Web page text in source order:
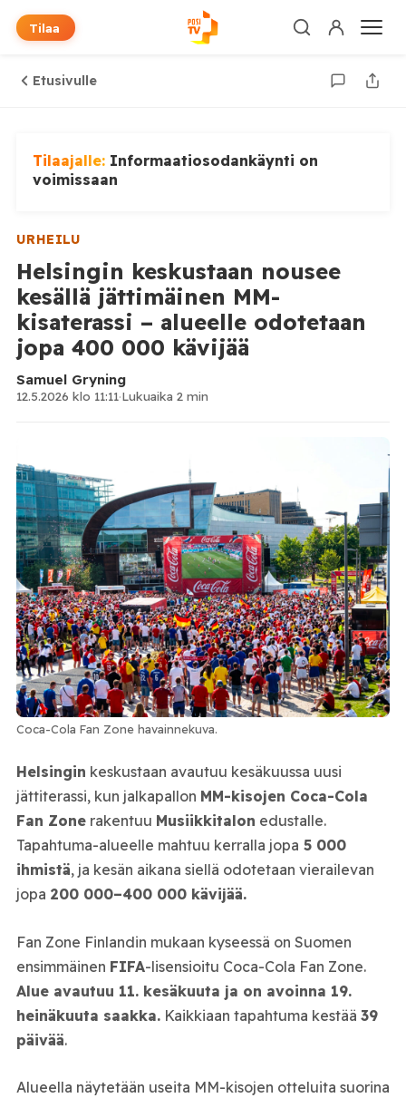
Tilaa
Etusivulle
Tilaajalle: Informaatiosodankäynti on
voimissaan
URHEILU
Helsingin keskustaan nousee
kesällä jättimäinen MM-
kisaterassi – alueelle odotetaan
jopa 400 000 kävijää
Samuel Gryning
12.5.2026 klo 11:11·Lukuaika 2 min
Coca-Cola Fan Zone havainnekuva.
Helsingin keskustaan avautuu kesäkuussa uusi
jättiterassi, kun jalkapallon MM-kisojen Coca-Cola
Fan Zonerakentuu Musiikkitalon edustalle.
Tapahtuma-alueelle mahtuu kerralla jopa 5 000
ihmistä, ja kesän aikana siellä odotetaan vierailevan
jopa 200 000–400 000 kävijää.
Fan Zone Finlandin mukaan kyseessä on Suomen
ensimmäinen FIFA-lisensioitu Coca-Cola Fan Zone.
Alue avautuu 11. kesäkuuta ja on avoinna 19.
heinäkuuta saakka.Kaikkiaan tapahtuma kestää 39
päivää.
Alueella näytetään useita MM-kisojen otteluita suorina